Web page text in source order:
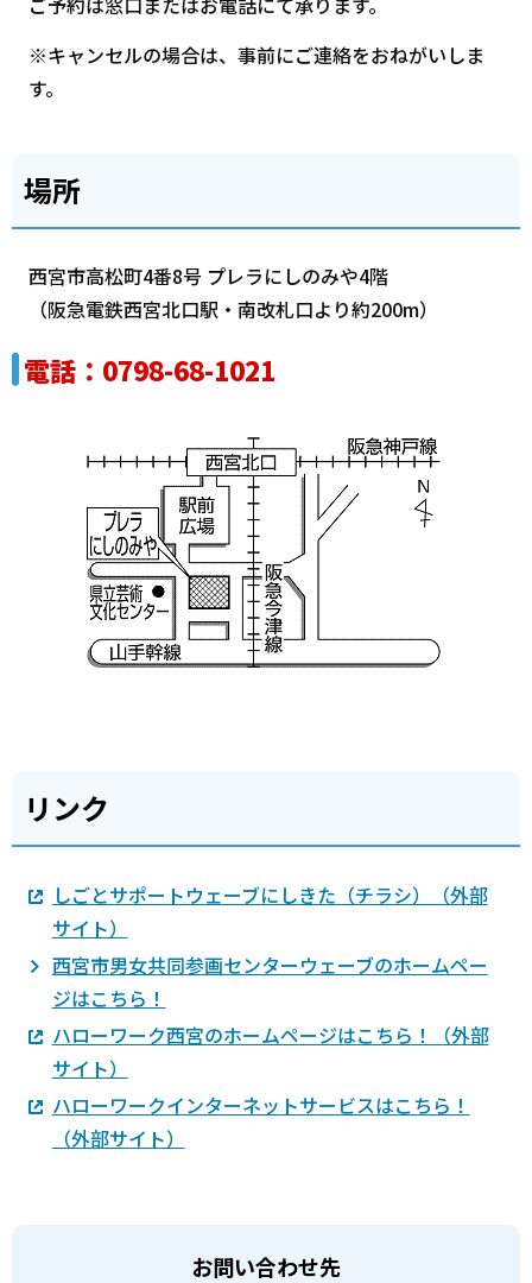
※キャンセルの場合は、事前にご連絡をおねがいしま
す。
場所
西宮市高松町4番8号 プレラにしのみや4階
（阪急電鉄西宮北口駅・南改札口より約200m）
電話：0798-68-1021
リンク
しごとサポートウェーブにしきた（チラシ）（外部
サイト）
西宮市男女共同参画センターウェーブのホームペー
ジはこちら！
ハローワーク西宮のホームページはこちら！（外部
サイト）
ハローワークインターネットサービスはこちら！
（外部サイト）
お問い合わせ先